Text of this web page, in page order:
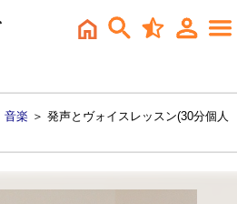
音楽 ＞ 発声とヴォイスレッスン(30分個人